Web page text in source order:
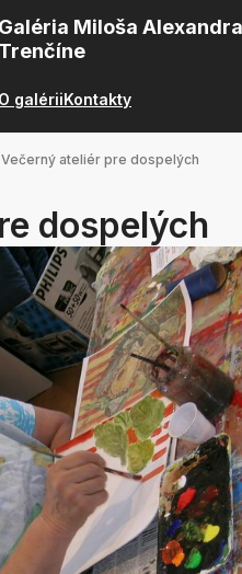
Galéria Miloša
Trenčíne
O galériiKontakty
Večerný ateliér pre dospelých
dospelých